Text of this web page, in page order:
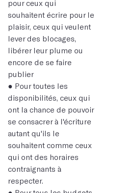
pour ceux qui
souhaitent écrire pour le
plaisir, ceux qui veulent
lever des blocages,
libérer leur plume ou
encore de se faire
publier
● Pour toutes les
disponibilités, ceux qui
ont la chance de pouvoir
se consacrer à l'écriture
autant qu'ils le
souhaitent comme ceux
qui ont des horaires
contraignants à
respecter.